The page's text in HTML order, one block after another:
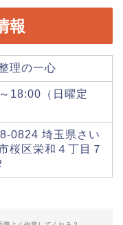
報
理の一心
18:00（日曜定
0824 埼玉県さい
桜区栄和４丁目７